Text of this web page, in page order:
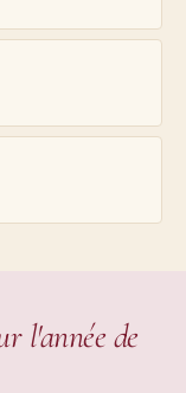
l'année de